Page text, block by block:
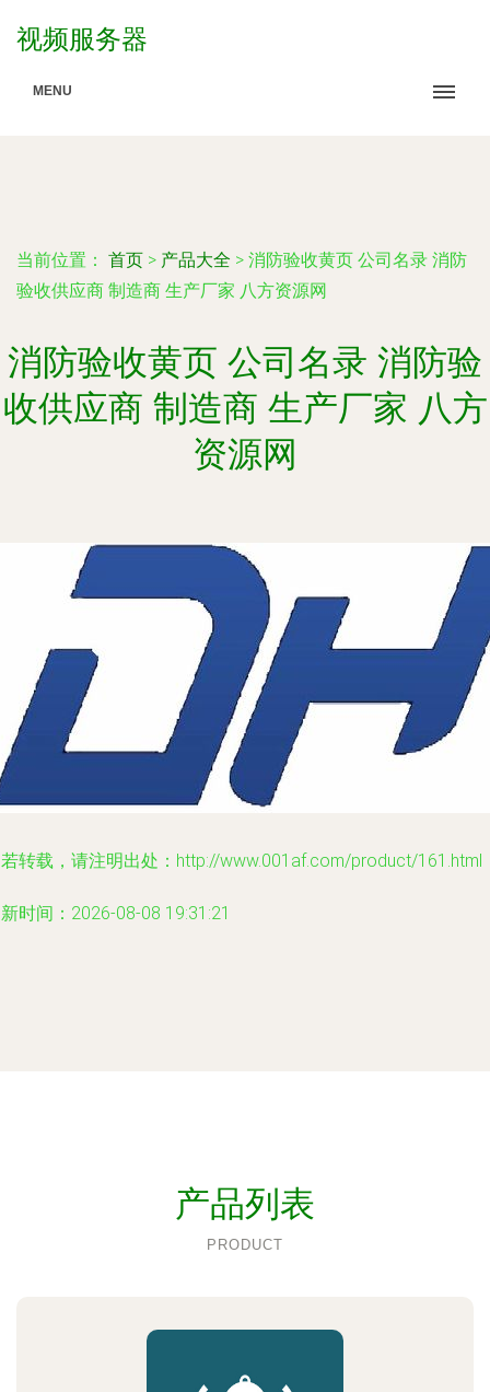
视频服务器
MENU
当前位置： 首页 > 产品大全 > 消防验收黄页 公司名录 消防
验收供应商 制造商 生产厂家 八方资源网
消防验收黄页 公司名录 消防验
收供应商 制造商 生产厂家 八方
资源网
转载，请注明出处：http://www.001af.com/product/161.html
时间：2026-08-08 19:31:21
产品列表
PRODUCT